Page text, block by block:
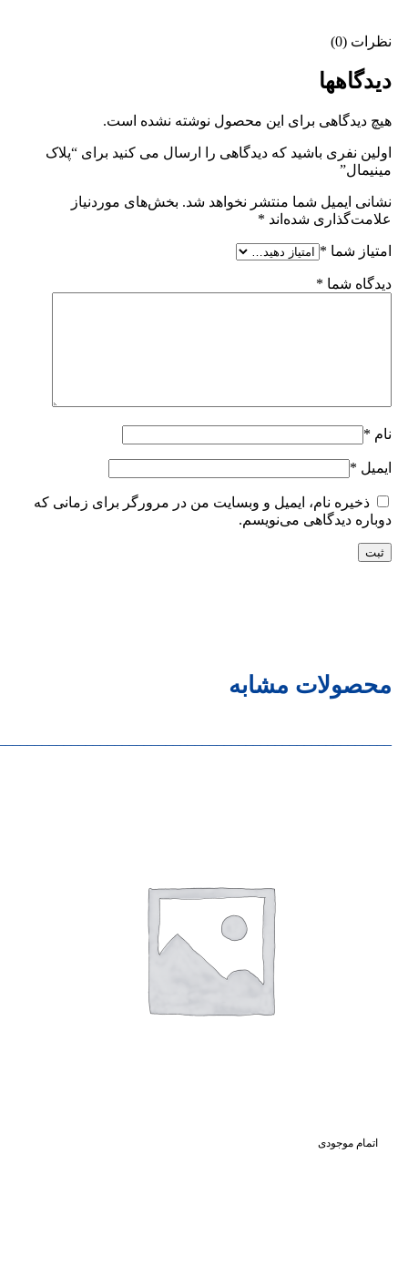
نظرات (0)
دیدگاهها
هیچ دیدگاهی برای این محصول نوشته نشده است.
اولین نفری باشید که دیدگاهی را ارسال می کنید برای “پلاک
مینیمال”
نشانی ایمیل شما منتشر نخواهد شد. بخش‌های موردنیاز
علامت‌گذاری شده‌اند *
امتیاز شما *
دیدگاه شما *
نام *
ایمیل *
ذخیره نام، ایمیل و وبسایت من در مرورگر برای زمانی که
دوباره دیدگاهی می‌نویسم.
محصولات مشابه
اتمام موجودی